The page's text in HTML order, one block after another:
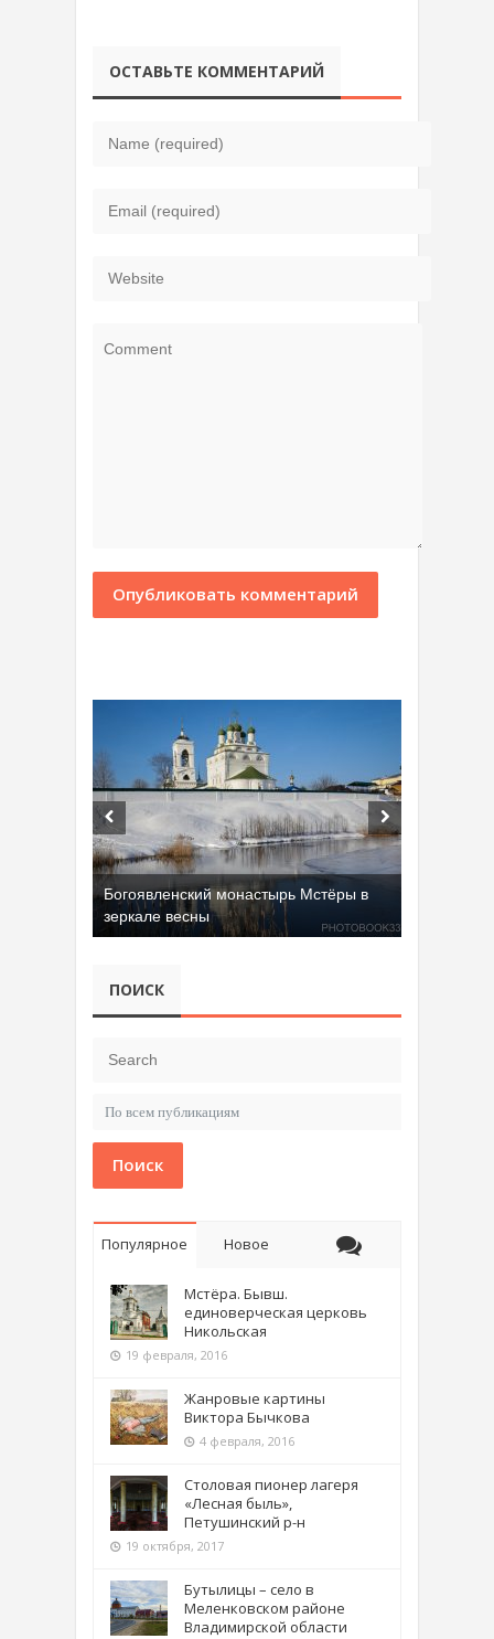
ОСТАВЬТЕ КОММЕНТАРИЙ
Богоявленский монастырь Мстёры в
зеркале весны
ПОИСК
Поиск
Популярное Новое
Мстёра. Бывш.
единоверческая церковь
Никольская
19 февраля, 2016
Жанровые картины
Виктора Бычкова
4 февраля, 2016
Столовая пионер лагеря
«Лесная быль»,
Петушинский р-н
19 октября, 2017
Бутылицы – село в
Меленковском районе
Владимирской области